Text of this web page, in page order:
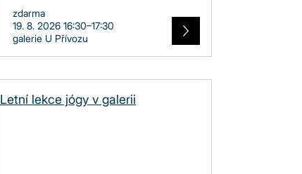
zdarma
19. 8. 2026 16:30–17:30
galerie U Přívozu
Letní lekce jógy v galerii